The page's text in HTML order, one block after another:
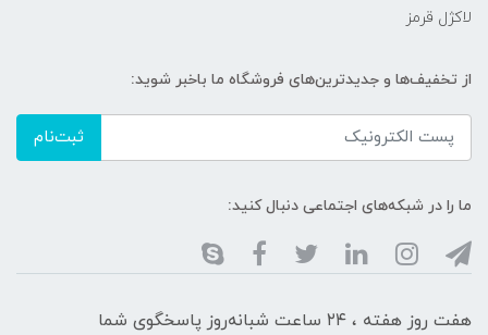
لاکژل قرمز
از تخفیف‌ها و جدیدترین‌های فروشگاه ما باخبر شوید:
ثبت‌نام
ما را در شبکه‌های اجتماعی دنبال کنید:
هفت روز هفته ، ۲۴ ساعت شبانه‌روز پاسخگوی شما